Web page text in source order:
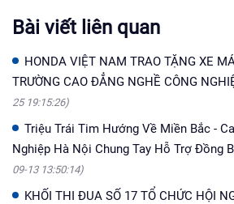
Bài viết liên quan
HONDA VIỆT NAM TRAO TẶNG XE
TRƯỜNG CAO ĐẲNG NGHỀ CÔNG
25 19:15:26)
Triệu Trái Tim Hướng Về Miền Bắc -
Nghiệp Hà Nội Chung Tay Hỗ Trợ Đồng
09-13 13:50:14)
KHỐI THI ĐUA SỐ 17 TỔ CHỨC HỘI